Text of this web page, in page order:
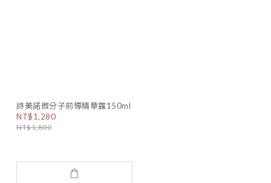
詩美諾微分子前導精華露150ml
NT$1,280
NT$1,800